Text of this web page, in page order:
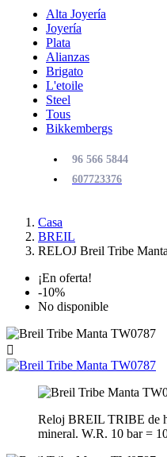
Alta Joyería
Joyería
Plata
Alianzas
Brigato
L'etoile
Steel
Tous
Bikkembergs
96 566 5844
607723376
Casa
BREIL
RELOJ Breil Tribe
¡En oferta!
-10%
No disponible

Reloj BREIL TRIBE de
mineral. W.R. 10 bar =